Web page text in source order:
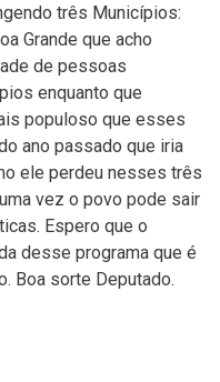
três Municípios:
Grande que acho
de pessoas
enquanto que
populoso que esses
ano passado que iria
ele perdeu nesses três
vez o povo pode sair
Espero que o
desse programa que é
Boa sorte Deputado.